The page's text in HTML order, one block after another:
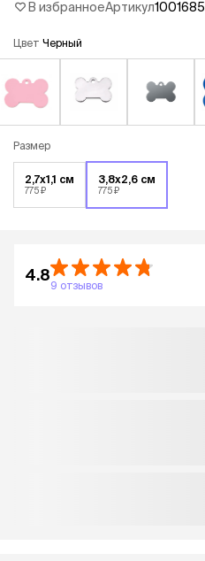
В избранноеАртикул1001685
Цвет Черный
Размер
2,7х1,1 см
775 ₽
3,8х2,6 см
775 ₽
4.8
9 отзывов